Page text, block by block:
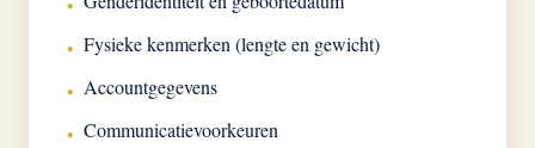
•
• Fysieke kenmerken (lengte en gewicht)
• Accountgegevens
• Communicatievoorkeuren